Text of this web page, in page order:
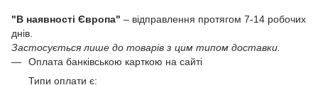
"В наявності Європа" – відправлення протягом 7-14 робочих
днів.
Застосується лише до товарів з цим типом доставки.
Оплата банківською карткою на сайті
Типи оплати є: